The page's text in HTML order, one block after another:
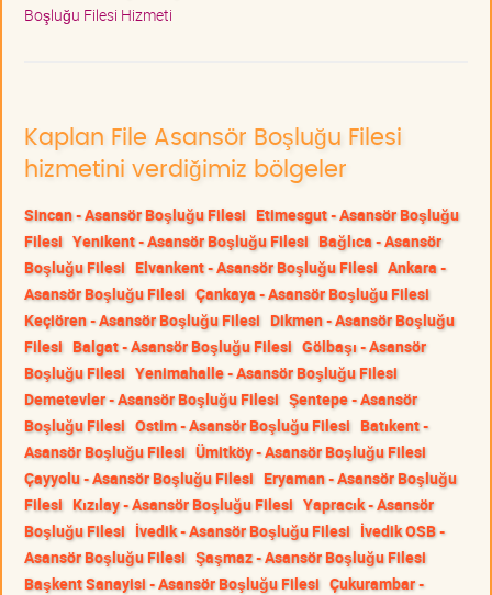
Boşluğu Filesi Hizmeti
Kaplan File Asansör Boşluğu Filesi
hizmetini verdiğimiz bölgeler
Sincan - Asansör Boşluğu Filesi Etimesgut - Asansör Boşluğu
Filesi Yenikent - Asansör Boşluğu Filesi Bağlıca - Asansör
Boşluğu Filesi Elvankent - Asansör Boşluğu Filesi Ankara -
Asansör Boşluğu Filesi Çankaya - Asansör Boşluğu Filesi
Keçiören - Asansör Boşluğu Filesi Dikmen - Asansör Boşluğu
Filesi Balgat - Asansör Boşluğu Filesi Gölbaşı - Asansör
Boşluğu Filesi Yenimahalle - Asansör Boşluğu Filesi
Demetevler - Asansör Boşluğu Filesi Şentepe - Asansör
Boşluğu Filesi Ostim - Asansör Boşluğu Filesi Batıkent -
Asansör Boşluğu Filesi Ümitköy - Asansör Boşluğu Filesi
Çayyolu - Asansör Boşluğu Filesi Eryaman - Asansör Boşluğu
Filesi Kızılay - Asansör Boşluğu Filesi Yapracık - Asansör
Boşluğu Filesi İvedik - Asansör Boşluğu Filesi İvedik OSB -
Asansör Boşluğu Filesi Şaşmaz - Asansör Boşluğu Filesi
Başkent Sanayisi - Asansör Boşluğu Filesi Çukurambar -